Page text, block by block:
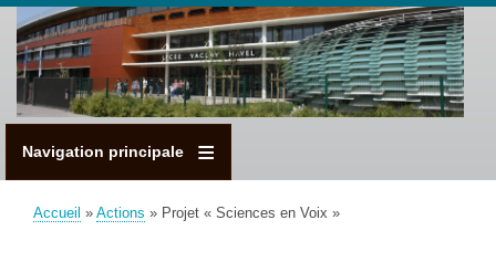
Aller
au
contenu
principal
Navigation principale
Accueil Actions Projet « Sciences en Voix »